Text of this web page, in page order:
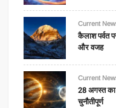
Current
कैलाश पर्वत
और वजह
Current
28 अगस्त का
चुनौतीपूर्ण